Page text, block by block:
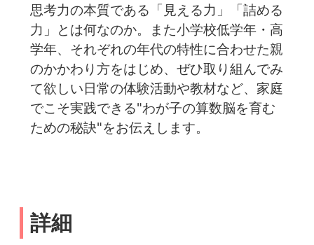
思考力の本質である「見える力」「詰める
力」とは何なのか。また小学校低学年・高
学年、それぞれの年代の特性に合わせた親
のかかわり方をはじめ、ぜひ取り組んでみ
て欲しい日常の体験活動や教材など、家庭
でこそ実践できる"わが子の算数脳を育む
ための秘訣"をお伝えします。
詳細